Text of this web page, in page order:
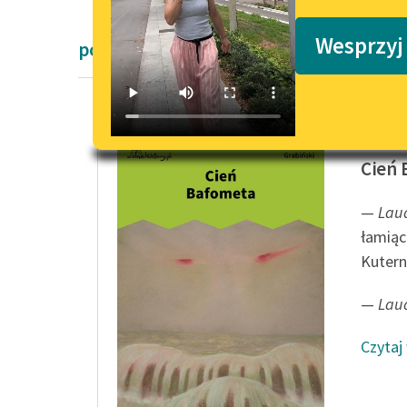
powieści Stefana Grabińskiego
Cień
—
—
Czytaj